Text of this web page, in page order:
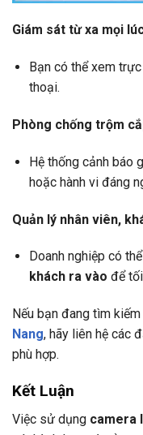
Giám sát từ xa mọi
Bạn có thể xem
thoại.
Phòng chống trộm
Hệ thống cảnh báo
hoặc hành vi đáng
Quản lý nhân viên,
Doanh nghiệp có
khách ra vào để
Nếu bạn đang tìm kiếm
Nang, hãy liên hệ các
phù hợp.
Kết Luận
Việc sử dụng camera